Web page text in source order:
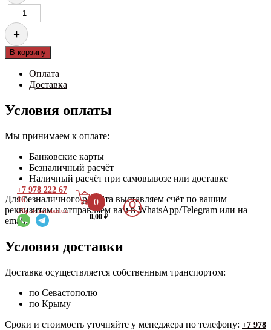
+7 978 222 67
16
Обратный звонок
0
0,00₽
Количество
товара
Перчатки
Х/
+
В корзину
Оплата
Доставка
Условия оплаты
Мы принимаем к оплате:
Банковские карты
Безналичный расчёт
Наличный расчёт при самовывозе или доставке
Для безналичного расчёта выставляем счёт по вашим
реквизитам и отправляем вам в WhatsApp/Telegram или на
email.
Условия доставки
Доставка осуществляется собственным транспортом:
по Севастополю
по Крыму
Сроки и стоимость уточняйте у менеджера по телефону: +7 978